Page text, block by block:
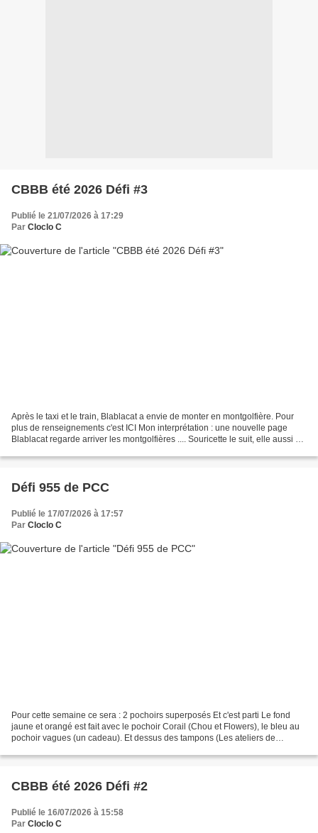
CBBB été 2026 Défi #3
Publié le 21/07/2026 à 17:29
Par Cloclo C
Après le taxi et le train, Blablacat a envie de monter en montgolfière. Pour
plus de renseignements c'est ICI Mon interprétation : une nouvelle page
Blablacat regarde arriver les montgolfières .... Souricette le suit, elle aussi est
Défi 955 de PCC
Publié le 17/07/2026 à 17:57
Par Cloclo C
Pour cette semaine ce sera : 2 pochoirs superposés Et c'est parti Le fond
jaune et orangé est fait avec le pochoir Corail (Chou et Flowers), le bleu au
pochoir vagues (un cadeau). Et dessus des tampons (Les ateliers de
CBBB été 2026 Défi #2
Publié le 16/07/2026 à 15:58
Par Cloclo C